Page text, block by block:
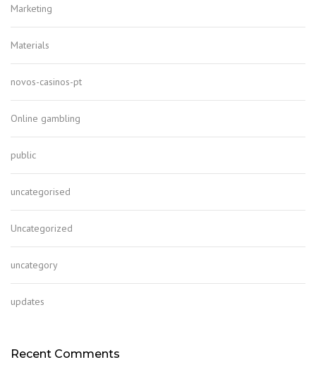
Marketing
Materials
novos-casinos-pt
Online gambling
public
uncategorised
Uncategorized
uncategory
updates
Recent Comments